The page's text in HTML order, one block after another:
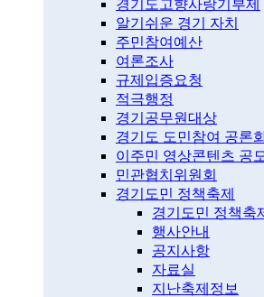
경기도고향사랑기부제
알기쉬운 경기 자치
주민참여예산
여론조사
규제입증요청
적극행정
경기공무원대상
경기도 도민참여 공론
이주민 영상콘텐츠 공
민관협치위원회
경기도민 정책축제
경기도민 정책축
행사안내
공지사항
자료실
지난축제정보